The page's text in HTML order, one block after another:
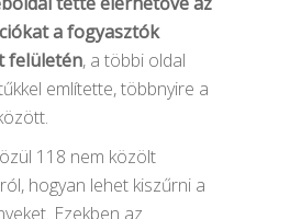
a fogyasztók
felületén, a többi oldal
említette, többnyire a
118 nem közölt
hogyan lehet kiszűrni a
Ezekben az